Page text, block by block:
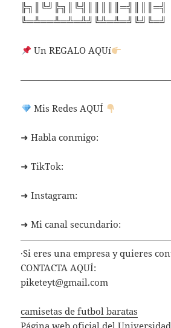
╠╗║╚╝╠╗║╚╣║║║║║═╣║║║═╣
╚═╩══╩═╩═╩╝╚╩═╩═╝╚╝╚═╝
Un REGALO AQUí
Mis Redes AQUÍ
➜ Habla conmigo:
➜ TikTok:
➜ Instagram:
➜ Mi canal secundario:
·Si eres una empresa y quieres
CONTACTA AQUÍ:
piketeyt@gmail.com
camisetas de futbol baratas